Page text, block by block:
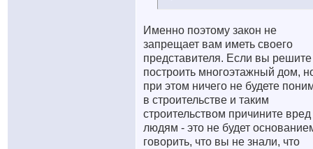
Именно поэтому закон не
запрещает вам иметь своего
представителя. Если вы решите
построить многоэтажный дом,
при этом ничего не будете
в строительстве и таким
строительством причините вред
людям - это не будет
говорить, что вы не знали, что